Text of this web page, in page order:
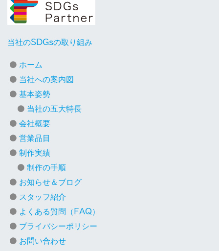
当社のSDGsの取り組み
ホーム
当社への案内図
基本姿勢
当社の五大特長
会社概要
営業品目
制作実績
制作の手順
お知らせ＆ブログ
スタッフ紹介
よくある質問（FAQ）
プライバシーポリシー
お問い合わせ